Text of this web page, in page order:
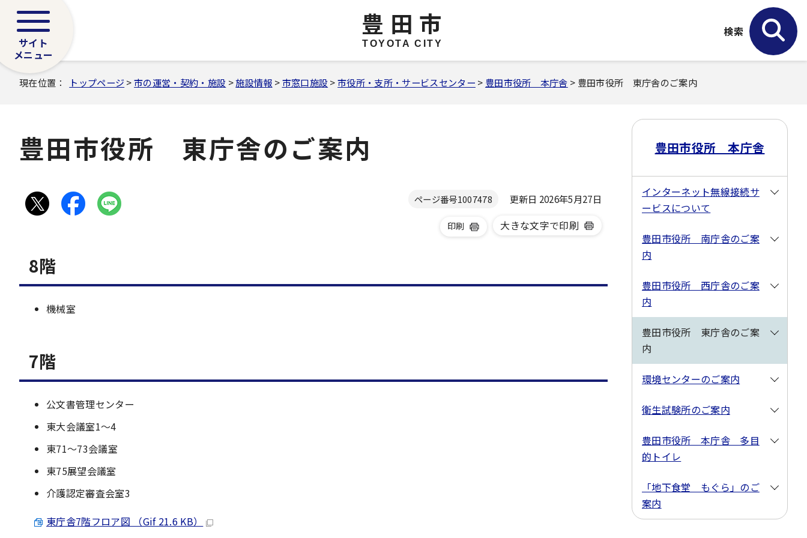
豊田市
TOYOTA CITY
サイト
メニュー
検索
現在位置： トップページ >市の運営・契約・施設 >施設情報 >市窓口施設 >市役所・支所・サービスセンター > 豊田市役所 本庁舎 > 豊田市役所 東庁舎のご案内
豊田市役所 東庁舎のご案内
ページ番号1007478 更新日 2026年5月27日
印刷 大きな文字で印刷
8階
機械室
7階
公文書管理センター
東大会議室1～4
東71～73会議室
東75展望会議室
介護認定審査会室3
東庁舎7階フロア図 （Gif 21.6 KB）
豊田市役所 本庁舎
インターネット無線接続サ
ービスについて
豊田市役所 南庁舎のご案
内
豊田市役所 西庁舎のご案
内
豊田市役所 東庁舎のご案
内
環境センターのご案内
衛生試験所のご案内
豊田市役所 本庁舎 多目
的トイレ
「地下食堂 もぐら」のご
案内